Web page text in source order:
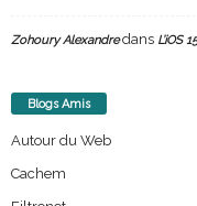
Zohoury Alexandredans L’iOS
Blogs Amis
Autour du Web
Cachem